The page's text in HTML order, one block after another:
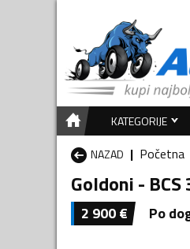
KATEGORIJE
NAZAD
Početna
Goldoni - BCS
2 900€ Po